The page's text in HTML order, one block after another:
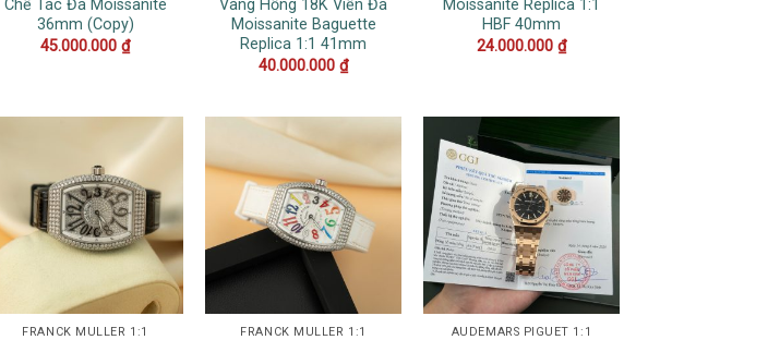
Chế Tác Đá Moissanite
36mm (Copy)
45.000.000 ₫
Vàng Hồng 18K Viền Đá
Moissanite Baguette
Replica 1:1 41mm
40.000.000 ₫
Moissanite Replica 1:1
HBF 40mm
24.000.000 ₫
FRANCK MULLER 1:1 FRANCK MULLER 1:1 AUDEMARS PIGUET 1:1